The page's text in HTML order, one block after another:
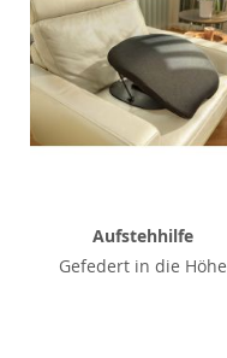
Aufstehhilfe
Gefedert in die Höhe